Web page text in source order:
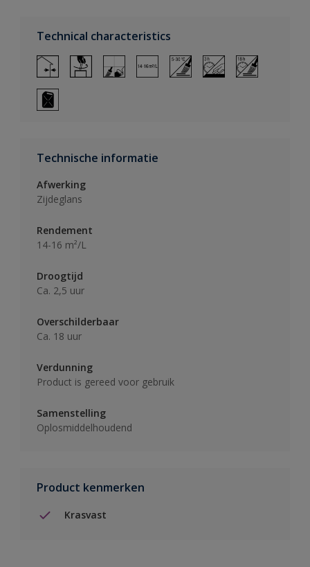
Technical characteristics
Technische informatie
Afwerking
Zijdeglans
Rendement
14-16 m²/L
Droogtijd
Ca. 2,5 uur
Overschilderbaar
Ca. 18 uur
Verdunning
Product is gereed voor gebruik
Samenstelling
Oplosmiddelhoudend
Product kenmerken
Krasvast